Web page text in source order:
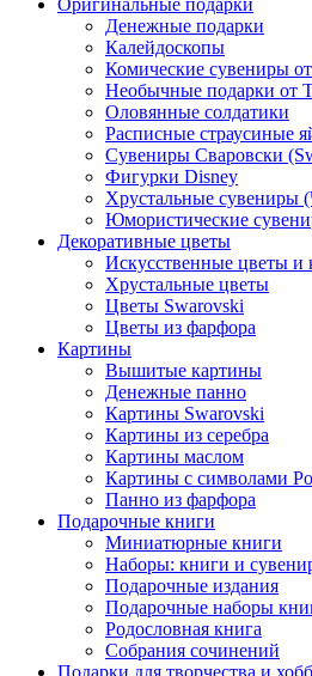
Оригинальные подарки
Денежные подарки
Калейдоскопы
Комические сувениры
Необычные подарки от
Оловянные солдатики
Расписные страусиные
Сувениры Сваровски
Фигурки Disney
Хрустальные сувениры
Юмористические
Декоративные цветы
Искусственные цветы и
Хрустальные цветы
Цветы Swarovski
Цветы из фарфора
Картины
Вышитые картины
Денежные панно
Картины Swarovski
Картины из серебра
Картины маслом
Картины с символами
Панно из фарфора
Подарочные книги
Миниатюрные книги
Наборы: книги и
Подарочные издания
Подарочные наборы
Родословная книга
Собрания сочинений
Подарки для творчества и